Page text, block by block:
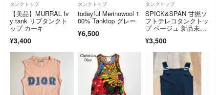
タンクトップ
【美品】MURRAL Iv
y tank リブタンクト
ップ カーキ
¥3,400
タンクトップ
todayful Merinowool 1
00% Tanktop グレー
¥6,500
タンクトップ
SPICK&SPAN 甘撚ソ
フトテレコタンクトッ
プ ベージュ 新品未使
¥3,500